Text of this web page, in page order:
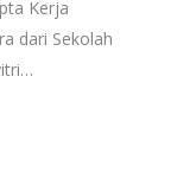
Kerja
dari Sekolah